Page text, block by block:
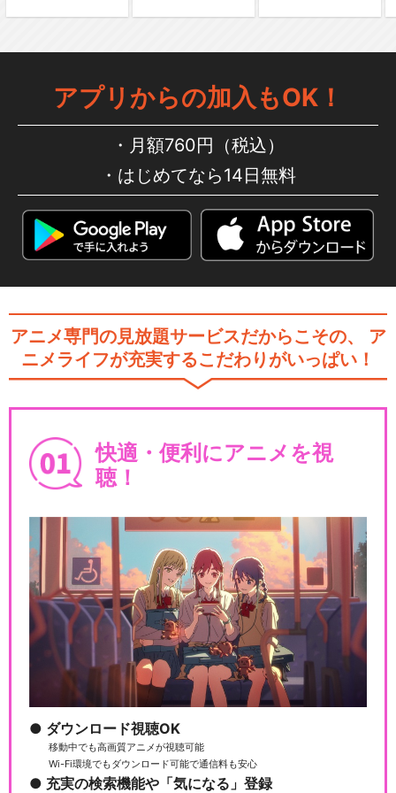
劇「ハイキュー!!」…
ハイパープロジェクション演
劇「ハイキュー!!」…
劇「ハイキュー!!」…
ハイパープロジェクション演
劇「ハイキュー!!」…
ハイパープロジェクション演
劇「ハイキュー!!」…
劇「ハイキュー!!」…
アプリからの加入もOK！
月額760円（税込）
はじめてなら14日無料
アニメ専門の見放題サービスだからこその、
ア
ニメライフが充実するこだわりがいっぱい！
快適・便利にアニメを視
聴！
ダウンロード視聴OK
移動中でも高画質アニメが視聴可能
Wi-Fi環境でもダウンロード可能で通信料も安心
充実の検索機能や「気になる」登録